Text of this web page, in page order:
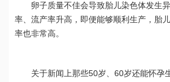
卵子质量不佳会导致胎儿染色体发生
率、流产率升高，即便能够顺利生产，胎
率也非常高。
关于新闻上那些50岁、60岁还能怀孕